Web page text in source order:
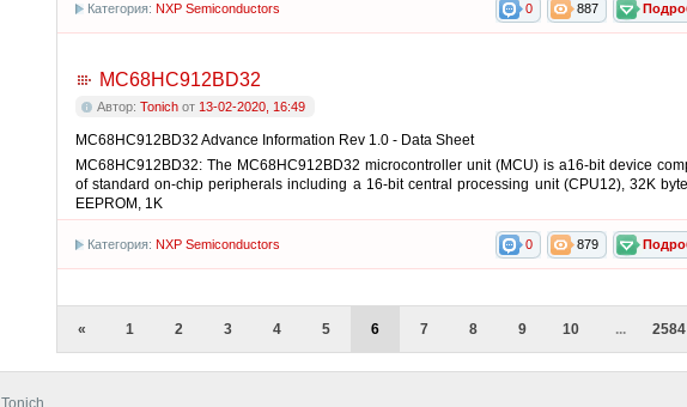
887
0
Категория: NXP Semiconductors
MC68HC912BD32
Автор: Tonichот 13-02-2020, 16:49
MC68HC912BD32 Advance Information Rev 1.0 - Data Sheet
MC68HC912BD32: The MC68HC912BD32 microcontroller unit (MCU) is a16-bit device
of standard on-chip peripherals including a 16-bit central processing unit (CPU12), 32K
EEPROM, 1K
879
0
Категория: NXP Semiconductors
« 1 2 3 4 5 6 7 8 9 10 ... 2584